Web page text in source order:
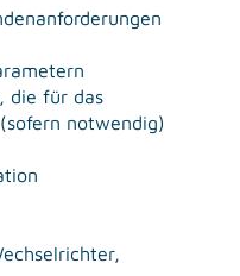
die für das
notwendig)